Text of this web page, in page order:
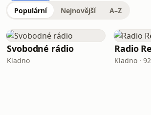
Populární Nejnovější A–Z
Svobodné rádio
Kladno
Radio
Kladno ·